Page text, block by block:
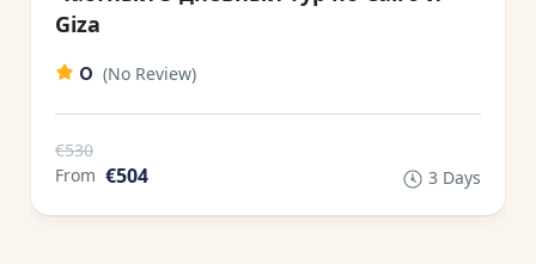
Giza
0 (No Review)
€530
From €504 3 Days